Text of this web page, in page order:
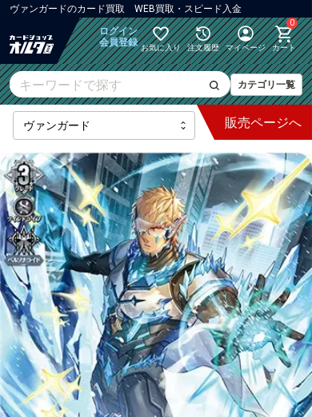
ヴァンガードのカード買取 WEB買取・スピード入金
ログイン
会員登録 お気に入り 注文履歴 マイページ
0
カート
カテゴリ一覧
最新弾
【DZ】ブースター
【DZ】その他ブースター
【DZ】デッキなど
【D】ブースター
販売ページへ